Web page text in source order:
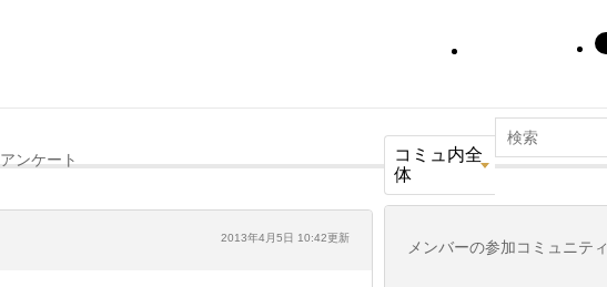
アンケート
コミュ内全
体
2013年4月5日 10:42更新
メンバーの参加コミュニティ